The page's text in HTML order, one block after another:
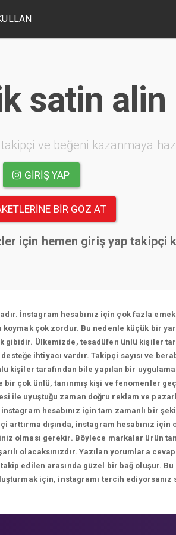
satin alin
ve beğeni kazanmaya
GIRIŞ YAP
BIR GÖZ AT
için hemen giriş yap takipçi
İnstagram hesabınız için çok fazla
çok zordur. Bu nedenle küçük bir
gibidir. Ülkemizde, tesadüfen ünlü kişiler
ihtiyacı vardır. Takipçi sayısı ve
tarafından bile yapılan bir
çok ünlü, tanınmış kişi ve fenomenler
ile uyuştuğu zaman doğru reklam ve
hesabınız için tam zamanlı bir
dışında, instagram hesabınız
olması gerekir. Böylece markalar ürün
olacaksınızdır. Yazılan yorumlara
edilen arasında güzel bir bağ oluşur.
için, instagramı tercih ediyorsanız